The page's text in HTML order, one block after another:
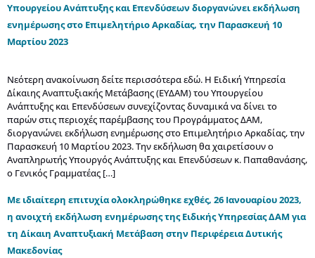
Υπουργείου Ανάπτυξης και Επενδύσεων διοργανώνει εκδήλωση
ενημέρωσης στο Επιμελητήριο Αρκαδίας, την Παρασκευή 10
Μαρτίου 2023
Νεότερη ανακοίνωση δείτε περισσότερα εδώ. Η Ειδική Υπηρεσία
Δίκαιης Αναπτυξιακής Μετάβασης (ΕΥΔΑΜ) του Υπουργείου
Ανάπτυξης και Επενδύσεων συνεχίζοντας δυναμικά να δίνει το
παρών στις περιοχές παρέμβασης του Προγράμματος ΔΑΜ,
διοργανώνει εκδήλωση ενημέρωσης στο Επιμελητήριο Αρκαδίας, την
Παρασκευή 10 Μαρτίου 2023. Την εκδήλωση θα χαιρετίσουν ο
Αναπληρωτής Υπουργός Ανάπτυξης και Επενδύσεων κ. Παπαθανάσης,
ο Γενικός Γραμματέας […]
Με ιδιαίτερη επιτυχία ολοκληρώθηκε εχθές, 26 Ιανουαρίου 2023,
η ανοιχτή εκδήλωση ενημέρωσης της Ειδικής Υπηρεσίας ΔΑΜ για
τη Δίκαιη Αναπτυξιακή Μετάβαση στην Περιφέρεια Δυτικής
Μακεδονίας